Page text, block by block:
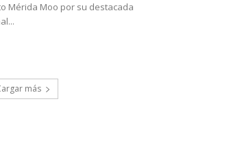
Mérida Moo por su destacada
más